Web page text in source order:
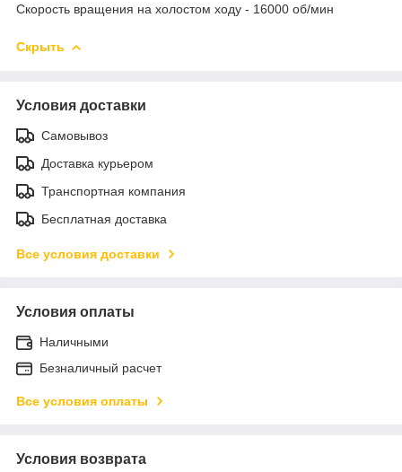
Скорость вращения на холостом ходу - 16000 об/мин
Скрыть
Условия доставки
Самовывоз
Доставка курьером
Транспортная компания
Бесплатная доставка
Все условия доставки
Условия оплаты
Наличными
Безналичный расчет
Все условия оплаты
Условия возврата